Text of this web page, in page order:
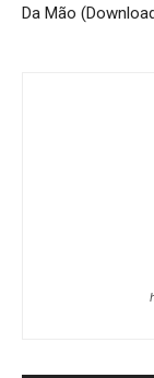
Da Mão